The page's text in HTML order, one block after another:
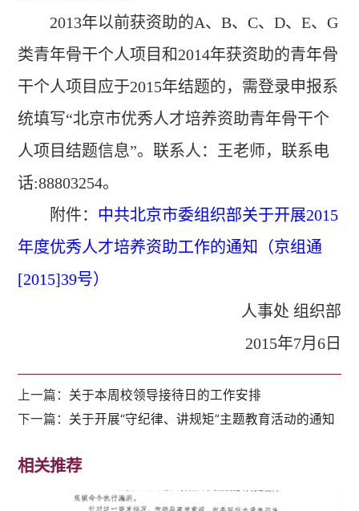
2013年以前获资助的A、B、C、D、E、G
类青年骨干个人项目和2014年获资助的青年骨
干个人项目应于2015年结题的，需登录申报系
统填写“北京市优秀人才培养资助青年骨干个
人项目结题信息”。联系人：王老师，联系电
话:88803254。
附件： 中共北京市委组织部关于开展2015
年度优秀人才培养资助工作的通知（京组通
[2015]39号）
人事处 组织部
2015年7月6日
上一篇： 关于本周校领导接待日的工作安排
下一篇： 关于开展“守纪律、讲规矩”主题教育活动的通知
相关推荐